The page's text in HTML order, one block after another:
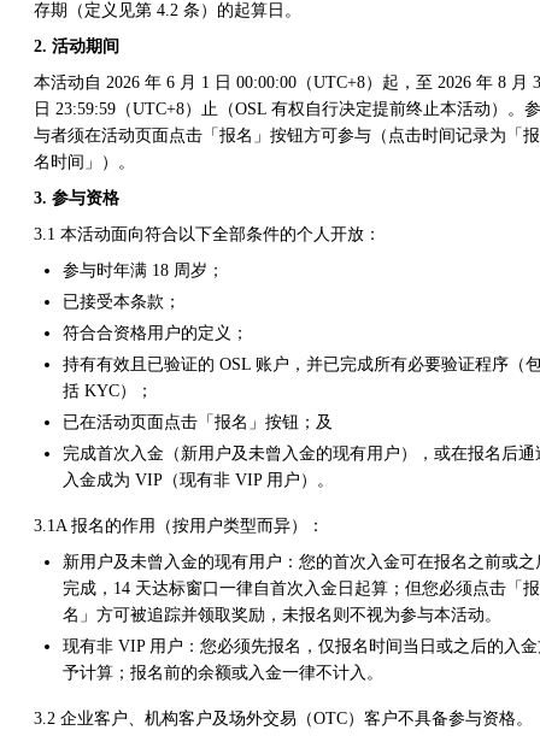
存期（定义见第 4.2 条）的起算日。
2. 活动期间
本活动自 2026 年 6 月 1 日 00:00:00（UTC+8）起，至 2026 年 8 月
日 23:59:59（UTC+8）止（OSL 有权自行决定提前终止本活动）。参
与者须在活动页面点击「报名」按钮方可参与（点击时间记录为「报
名时间」）。
3. 参与资格
3.1 本活动面向符合以下全部条件的个人开放：
参与时年满 18 周岁；
已接受本条款；
符合合资格用户的定义；
持有有效且已验证的 OSL 账户，并已完成所有必要验证程序（
括 KYC）；
已在活动页面点击「报名」按钮；及
完成首次入金（新用户及未曾入金的现有用户），或在报名后通
入金成为 VIP（现有非 VIP 用户）。
3.1A 报名的作用（按用户类型而异）：
新用户及未曾入金的现有用户：您的首次入金可在报名之前或之
完成，14 天达标窗口一律自首次入金日起算；但您必须点击「报
名」方可被追踪并领取奖励，未报名则不视为参与本活动。
现有非 VIP 用户：您必须先报名，仅报名时间当日或之后的入
予计算；报名前的余额或入金一律不计入。
3.2 企业客户、机构客户及场外交易（OTC）客户不具备参与资格。